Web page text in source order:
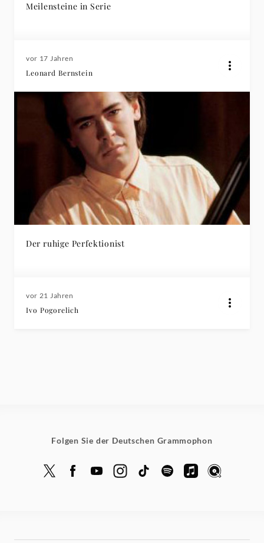
Meilensteine in Serie
vor 17 Jahren
Leonard Bernstein
Der ruhige Perfektionist
vor 21 Jahren
Ivo Pogorelich
Folgen Sie der Deutschen Grammophon